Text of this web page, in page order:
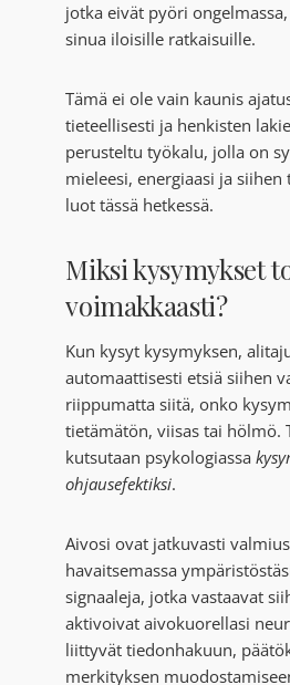
jotka eivät pyöri
sinua iloisille ratkaisuille.
Tämä ei ole vain kaunis
tieteellisesti ja henkisten
perusteltu työkalu, jolla on
mieleesi, energiaasi ja
luot tässä hetkessä.
Miksi kysymykset
voimakkaasti?
Kun kysyt kysymyksen,
automaattisesti etsiä siihen
riippumatta siitä, onko
tietämätön, viisas tai hölmö.
kutsutaan psykologiassa
ohjausefektiksi.
Aivosi ovat jatkuvasti
havaitsemassa
signaaleja, jotka vastaavat
aktivoivat aivokuorellasi
liittyvät tiedonhakuun,
merkityksen